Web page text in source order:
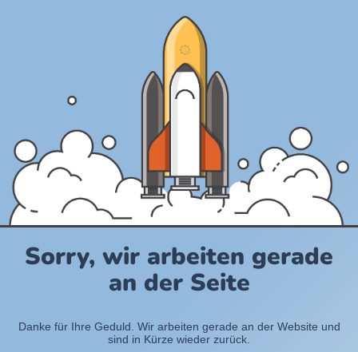
Sorry, wir arbeiten gerade
an der Seite
Danke für Ihre Geduld. Wir arbeiten gerade an der Website und
sind in Kürze wieder zurück.